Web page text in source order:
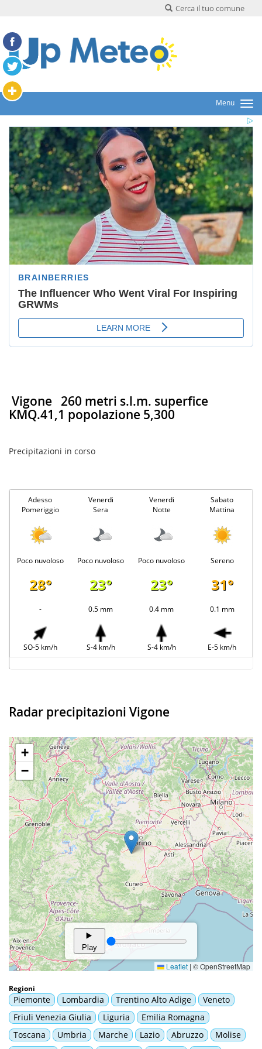
Cerca il tuo comune
Menu
Vigone 260 metri s.l.m. superfice
KMQ.41,1 popolazione 5,300
Precipitazioni in corso
Adesso
Pomeriggio
Venerdi
Sera
Venerdi
Notte
Sabato
Mattina
Poco nuvoloso Poco nuvoloso Poco nuvoloso Sereno
28° 23° 23° 31°
- 0.5 mm 0.4 mm 0.1 mm
SO-5 km/h S-4 km/h S-4 km/h E-5 km/h
Radar precipitazioni Vigone
Regioni
Piemonte Lombardia Trentino Alto Adige
Veneto
Friuli Venezia Giulia
Liguria
Emilia Romagna
Toscana
Umbria Marche Lazio Abruzzo
Molise